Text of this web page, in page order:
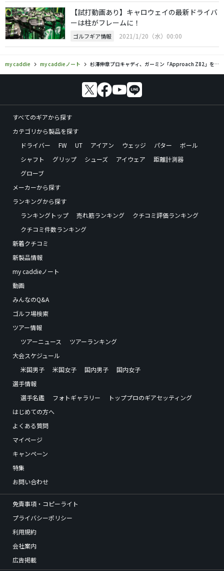
【試打動画あり】キャロウェイの最新ドライバ
ーは柱がフレームに！
ゴルフギア情報 2021/1/20（水）00:00
my caddie my caddieノート 杉澤伸章プロキャディ、ガーミン「Approach Z82」を語る
すべてのギアから探す
カテゴリから製品を探す
ドライバー
FW UT アイアン ウェッジ パター
ボール
シャフト
グリップ シューズ アイウェア
距離計測器
グローブ
メーカーから探す
ランキングから探す
ランキングトップ
売れ筋ランキング
クチコミ評価ランキング
クチコミ件数ランキング
新着クチコミ
新製品情報
my caddieノート
動画
みんなのQ&A
ゴルフ場検索
ツアー情報
ツアーニュース
ツアーランキング
大会スケジュール
米国男子
米国女子 国内男子
国内女子
選手情報
選手名鑑
フォトギャラリー
トッププロのギアセッティング
はじめての方へ
よくある質問
マイページ
キャンペーン
特集
お問い合わせ
免責事項・コピーライト
プライバシーポリシー
利用規約
会社案内
広告掲載